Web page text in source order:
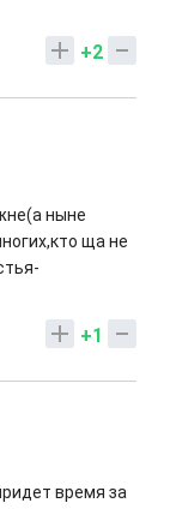
+2
ныне
ща не
+1
время за